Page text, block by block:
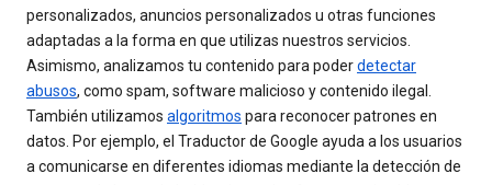
personalizados, anuncios personalizados u otras funciones
adaptadas a la forma en que utilizas nuestros servicios.
Asimismo, analizamos tu contenido para poderdetectar
abusos, como spam, software malicioso y contenido ilegal.
También utilizamos algoritmos para reconocer patrones en
datos. Por ejemplo, el Traductor de Google ayuda a los usuarios
a comunicarse en diferentes idiomas mediante la detección de